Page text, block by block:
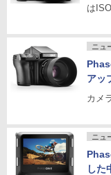
は
ニュ
アッ
カメ
ニュ
した